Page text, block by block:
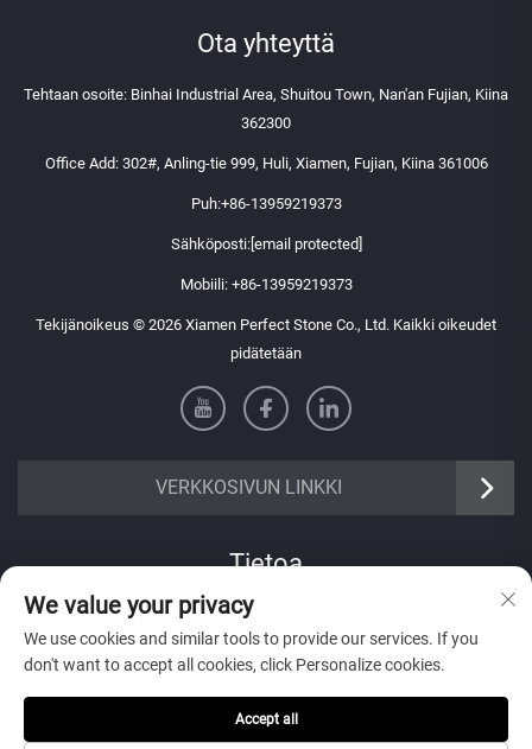
Ota yhteyttä
Tehtaan osoite: Binhai Industrial Area, Shuitou Town, Nan'an Fujian, Kiina
362300
Office Add: 302#, Anling-tie 999, Huli, Xiamen, Fujian, Kiina 361006
Puh:+86-13959219373
Sähköposti:[email protected]
Mobiili: +86-13959219373
Tekijänoikeus © 2026 Xiamen Perfect Stone Co., Ltd. Kaikki oikeudet
pidätetään
VERKKOSIVUN LINKKI
Tietoa
Tilaa viikoittainen uutiskirjeemme
We value your privacy
We use cookies and similar tools to provide our services. If you
don't want to accept all cookies, click Personalize cookies.
Accept all